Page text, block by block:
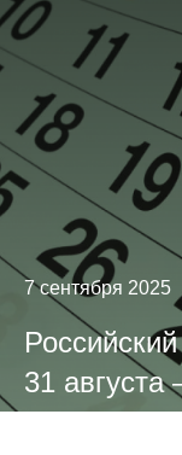
7 сентября 2025
31 августа